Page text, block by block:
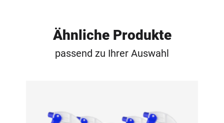
Ähnliche Produkte
passend zu Ihrer Auswahl